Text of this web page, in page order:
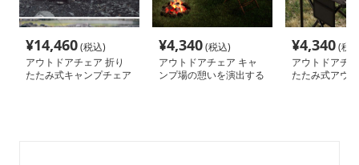
¥14,460(税込)
アウトドアチェア 折り
たたみ式キャンプチェア
¥4,340(税込)
アウトドアチェア キャ
ンプ場の憩いを演出する
¥4,340(税
アウトドアチ
たたみ式アウ